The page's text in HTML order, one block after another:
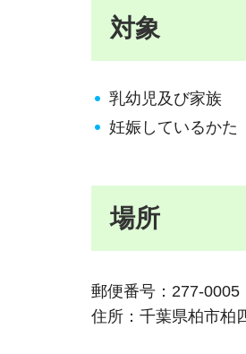
対象
乳幼児及び家族
妊娠しているかた
場所
郵便番号：277-0005
住所：千葉県柏市柏